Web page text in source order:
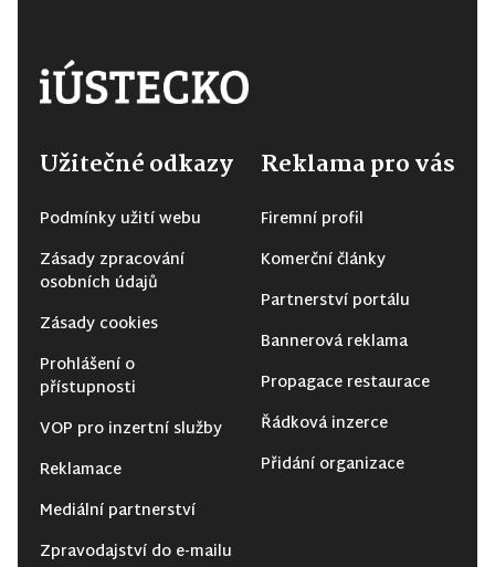
Užitečné odkazy
Podmínky užití webu
Zásady zpracování
osobních údajů
Zásady cookies
Prohlášení o
přístupnosti
VOP pro inzertní služby
Reklamace
Mediální partnerství
Zpravodajství do e-mailu
Reklama pro vás
Firemní profil
Komerční články
Partnerství portálu
Bannerová reklama
Propagace restaurace
Řádková inzerce
Přidání organizace